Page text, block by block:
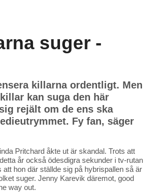
suger -
killarna ordentligt. Men
kan suga den här
rejält om de ens ska
Fy fan, säger
Pritchard åkte ut är skandal. Trots att
år också ödesdigra sekunder i tv-rutan
hon där ställde sig på hybrispallen så är
suger. Jenny Karevik däremot, good
way out.